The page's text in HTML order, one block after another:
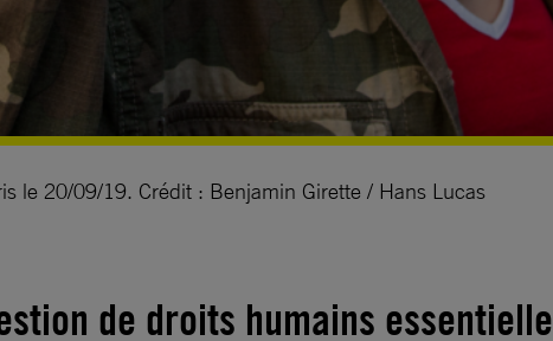
le 20/09/19. Crédit : Benjamin Girette / Hans Lucas
de droits humains essentielle